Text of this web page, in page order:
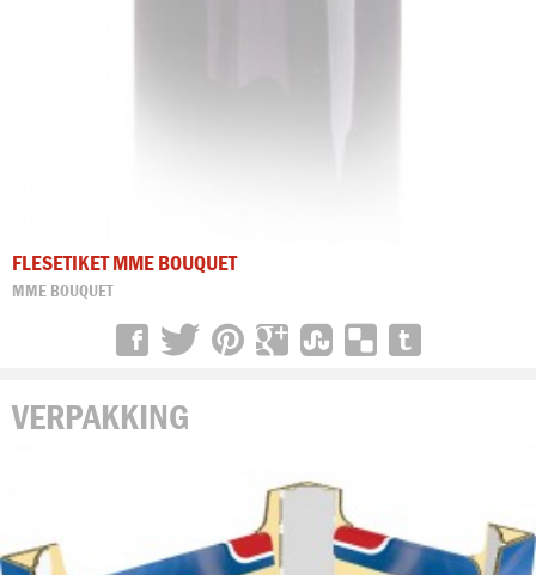
FLESETIKET MME BOUQUET
MME BOUQUET
VERPAKKING